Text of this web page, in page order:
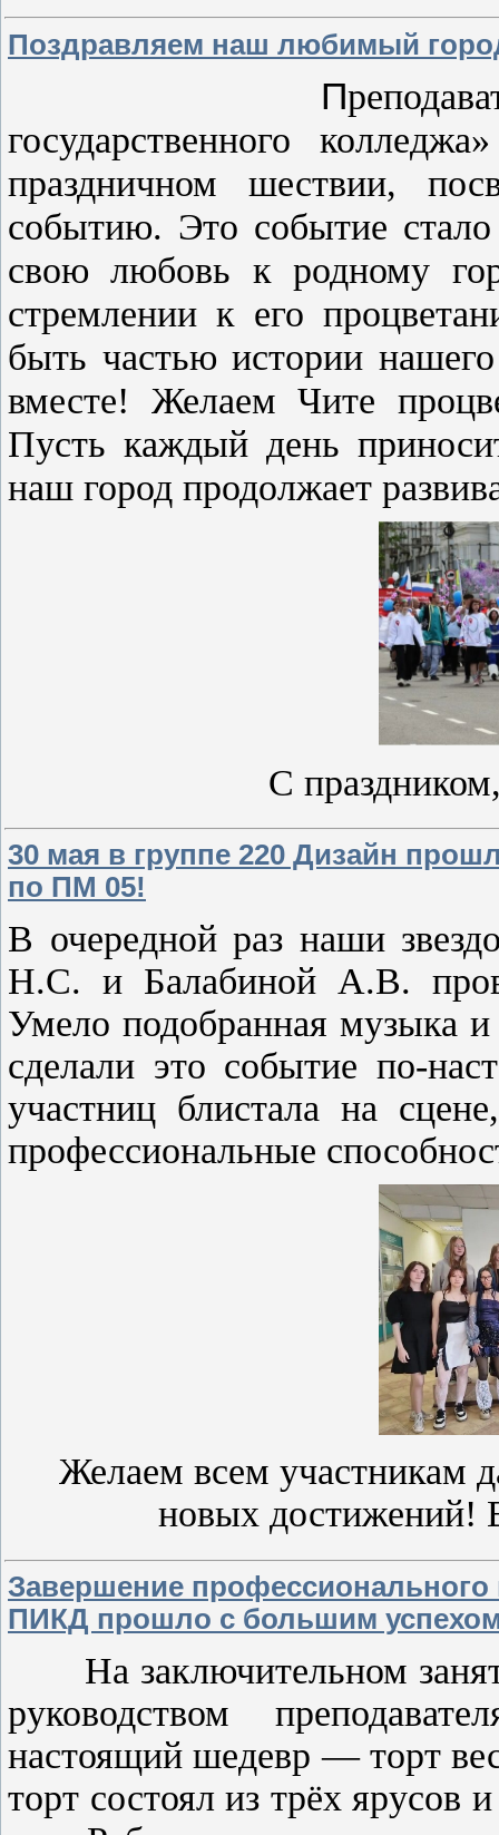
Поздравляем наш любимый
П
государственного
праздничном шествии,
событию. Это событие
свою любовь к родному
стремлении к его
быть частью истории
вместе! Желаем Чите
Пусть каждый день
наш город продолжает
С
30 мая в группе 220 Дизайн
по ПМ 05!
В очередной раз наши
Н.С. и Балабиной А.В.
Умело подобранная музыка и
сделали это событие по-
участниц блистала на
профессиональные
Желаем всем участникам
новых
Завершение
ПИКД прошло с большим
На заключительном
руководством
настоящий шедевр — торт
торт состоял из трёх ярусов